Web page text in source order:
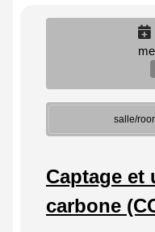
salle/
Captage
carbone